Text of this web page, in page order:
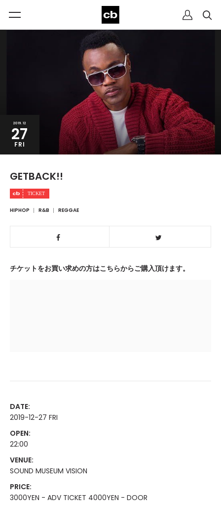
2019.12
27
FRI
GETBACK!!
HIPHOP R&B REGGAE
チケットをお買い求めの方はこちらからご購入頂けます。
DATE:
2019-12-27 FRI
OPEN:
22:00
VENUE:
SOUND MUSEUM VISION
PRICE:
3000YEN - ADV TICKET 4000YEN - DOOR